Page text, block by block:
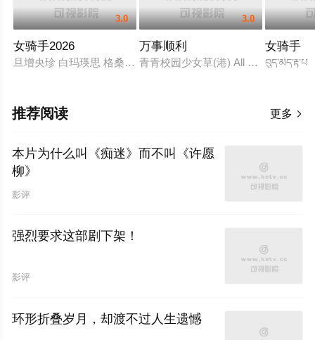
3.0
女骑手2026
旦增央珍 白玛瑛思 格桑旺姆 次真
3.0
万事顺利
青青校园少女草(港) All Greens一切
女骑手
བུད་མེད་རྟ་པ
更多 
推荐阅读
本片为什么叫《痴迷》而不叫《许愿
柳》
影评
强烈要求这部剧下架！
影评
环形折叠岁月，却渡不过人生遗憾